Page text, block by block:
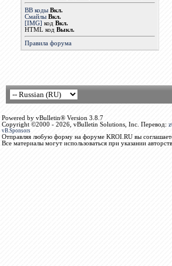
BB коды Вкл.
Смайлы Вкл.
[IMG] код Вкл.
HTML код Выкл.
Правила форума
Powered by vBulletin® Version 3.8.7
Copyright ©2000 - 2026, vBulletin Solutions, Inc. Перевод:
vB.Sponsors
Отправляя любую форму на форуме KROI.RU вы
Все материалы могут использоваться при указании